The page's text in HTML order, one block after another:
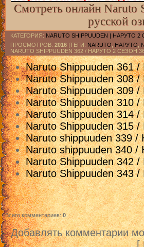
Смотреть Naruto
[kz трафик]
Смотреть Naruto
[kset]
Смотреть Naruto
[rutube]
Смотреть Naruto
[Vimple]
Смотреть Naruto
[Myvi]
Смотреть Naruto
[VK]
Смотреть Naruto
[Mail]
Смотреть онлайн Naruto
русской
КАТЕГОРИЯ: NARUTO SHIPPUUDEN |
ПРОСМОТРОВ: 2016 |ТЕГИ: NARUTO НАРУТО
NARUTO SHIPPUUDEN 362 / НАРУТО 2 СЕЗОН
Naruto Shippuuden 361 /
Naruto Shippuuden 308 /
Naruto Shippuuden 309 /
Naruto Shippuuden 310 /
Naruto Shippuuden 314 /
Naruto Shippuuden 315 /
Naruto shippuuden 339 /
Naruto shippuuden 340 /
Naruto Shippuuden 342 /
Naruto Shippuuden 343 /
Всего комментариев:0
Добавлять комментарии
[